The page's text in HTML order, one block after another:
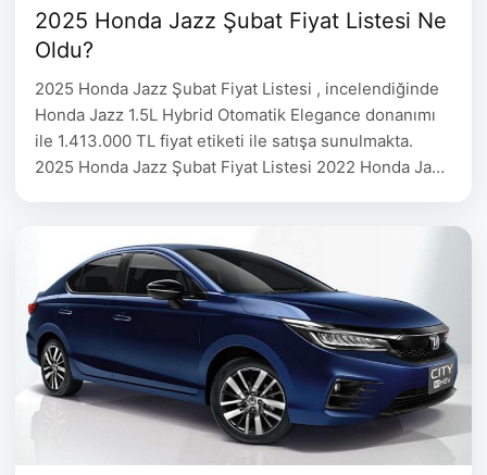
2025 Honda Jazz Şubat Fiyat Listesi Ne
Oldu?
2025 Honda Jazz Şubat Fiyat Listesi , incelendiğinde
Honda Jazz 1.5L Hybrid Otomatik Elegance donanımı
ile 1.413.000 TL fiyat etiketi ile satışa sunulmakta.
2025 Honda Jazz Şubat Fiyat Listesi 2022 Honda Jazz
2023 Dacia Sandero Ocak Fiyat Listesi 2023 Skoda
Fabia Ocak Fiyat …